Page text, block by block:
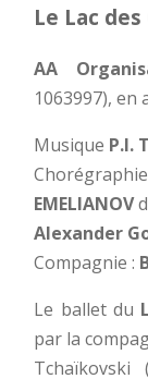
Le Lac
AA
1063997), en
Musique P.I.
EMELIANOV
Alexander
Compagnie :
Le ballet du
par la
Tchaïkovski